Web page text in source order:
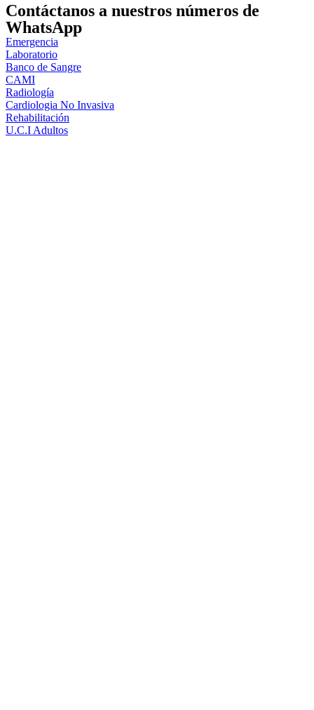
Contáctanos a nuestros números de
WhatsApp
Emergencia
Laboratorio
Banco de Sangre
CAMI
Radiología
Cardiologia No Invasiva
Rehabilitación
U.C.I Adultos